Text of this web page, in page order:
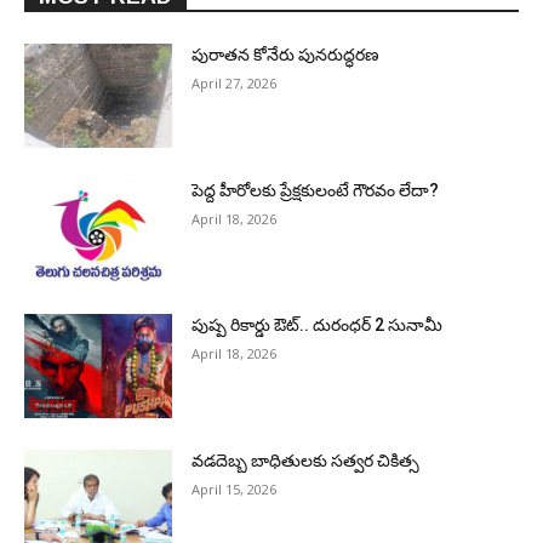
పురాత‌న కోనేరు పున‌రుద్ధ‌ర‌ణ
April 27, 2026
పెద్ద హీరోల‌కు ప్రేక్ష‌కులంటే గౌర‌వం లేదా?
April 18, 2026
పుష్ప రికార్డు ఔట్‌.. దురంధ‌ర్ 2 సునామీ
April 18, 2026
వడదెబ్బ బాధితులకు సత్వర చికిత్స
April 15, 2026